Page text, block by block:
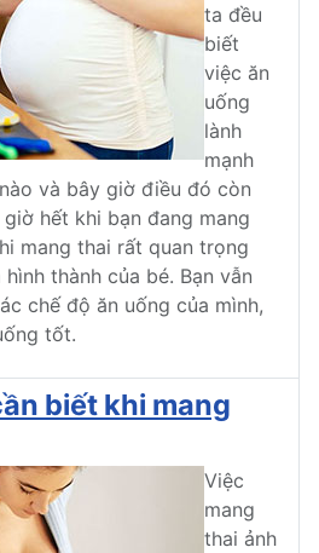
ta đều
biết
việc ăn
uống
lành
mạnh
và bây giờ điều đó còn
hết khi bạn đang mang
mang thai rất quan trọng
thành của bé. Bạn vẫn
chế độ ăn uống của mình,
tốt.
biết khi mang
Việc
mang
thai ảnh